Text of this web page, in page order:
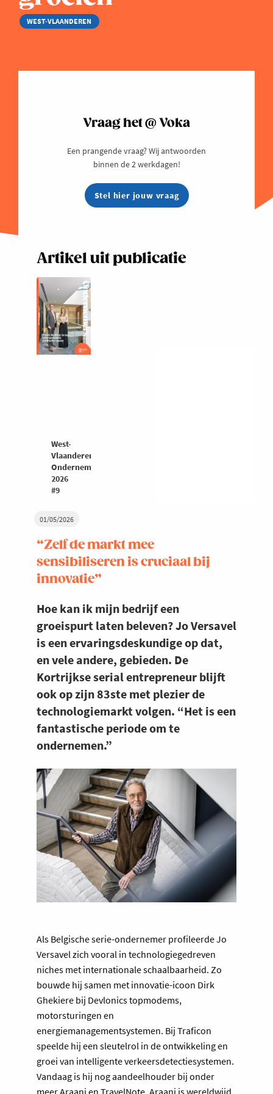
WEST-VLAANDEREN
01/05/2026
“Zelf de markt mee
sensibiliseren is cruciaal bij
innovatie”
Hoe kan ik mijn bedrijf een
groeispurt laten beleven? Jo Versavel
is een ervaringsdeskundige op dat,
en vele andere, gebieden. De
Kortrijkse serial entrepreneur blijft
ook op zijn 83ste met plezier de
technologiemarkt volgen. “Het is een
fantastische periode om te
ondernemen.”
Als Belgische serie-ondernemer profileerde Jo
Versavel zich vooral in technologiegedreven
niches met internationale schaalbaarheid. Zo
bouwde hij samen met innovatie-icoon Dirk
Ghekiere bij Devlonics topmodems,
motorsturingen en
energiemanagementsystemen. Bij Traficon
speelde hij een sleutelrol in de ontwikkeling en
groei van intelligente verkeersdetectiesystemen.
Vandaag is hij nog aandeelhouder bij onder
meer Araani en TravelNote. Araani is wereldwijd
Vraag het @ Voka
Een prangende vraag? Wij antwoorden
binnen de 2 werkdagen!
Stel hier jouw vraag
Artikel uit publicatie
West-
Vlaanderen
Ondernemers
2026
#9